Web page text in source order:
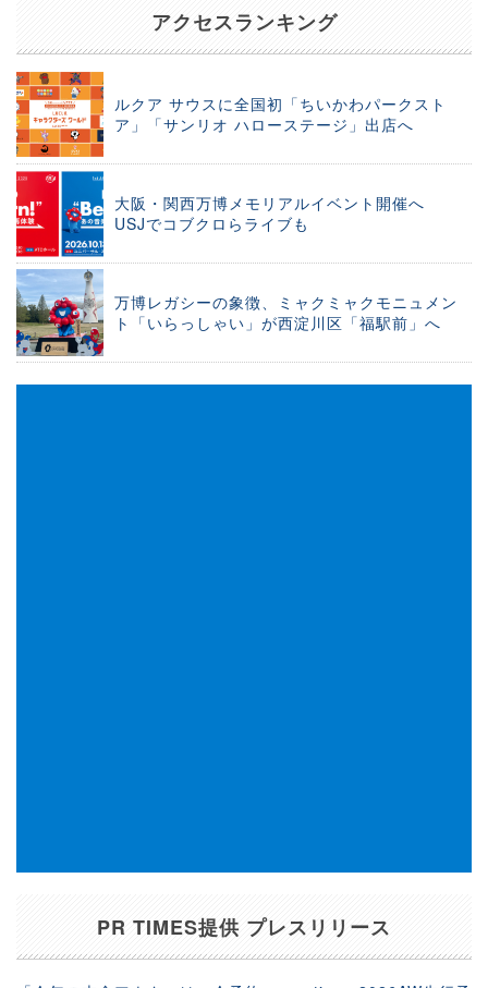
アクセスランキング
ルクア サウスに全国初「ちいかわパークスト
ア」「サンリオ ハローステージ」出店へ
大阪・関西万博メモリアルイベント開催へ
USJでコブクロらライブも
万博レガシーの象徴、ミャクミャクモニュメン
ト「いらっしゃい」が西淀川区「福駅前」へ
PR TIMES提供 プレスリリース